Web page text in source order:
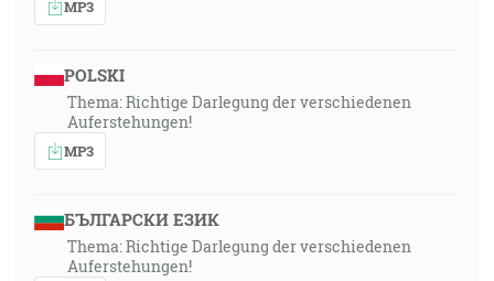
MP3
POLSKI
Thema: Richtige Darlegung der verschiedenen
Auferstehungen!
MP3
БЪЛГАРСКИ ЕЗИК
Thema: Richtige Darlegung der verschiedenen
Auferstehungen!